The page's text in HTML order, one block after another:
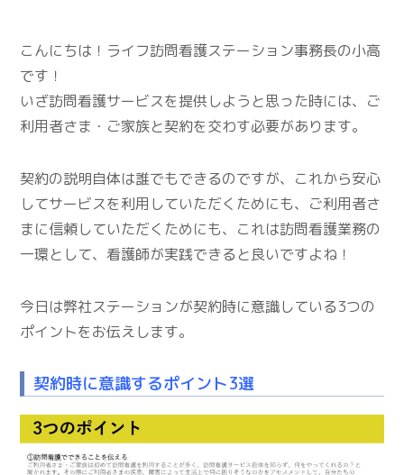
こんにちは！ライフ訪問看護ステーション事務長の小高
です！
いざ訪問看護サービスを提供しようと思った時には、ご
利用者さま・ご家族と契約を交わす必要があります。
契約の説明自体は誰でもできるのですが、これから安心
してサービスを利用していただくためにも、ご利用者さ
まに信頼していただくためにも、これは訪問看護業務の
一環として、看護師が実践できると良いですよね！
今日は弊社ステーションが契約時に意識している3つの
ポイントをお伝えします。
契約時に意識するポイント3選